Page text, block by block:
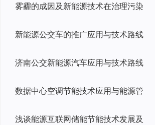
雾霾的成因及新能源技术在治理污染
新能源公交车的推广应用与技术路线
济南公交新能源汽车应用与技术路线
数据中心空调节能技术应用与能源管
浅谈能源互联网储能节能技术发展及